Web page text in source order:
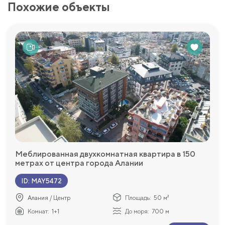
Похожие объекты
Меблированная двухкомнатная квартира в 150
метрах от центра города Алании
ID: MAY5472
Алания / Центр Площадь: 50 м²
Комнат: 1+1 До моря: 700 м